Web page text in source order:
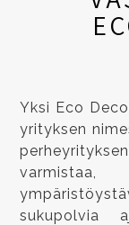
Yksi Eco
yrityksen
sukupolvia